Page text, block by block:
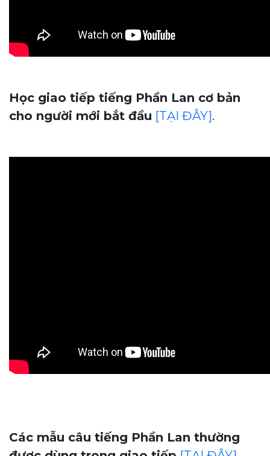
Học giao tiếp tiếng Phần Lan cơ bản
cho người mới bắt đầu [TẠI ĐÂY].
Các mẫu câu tiếng Phần Lan thường